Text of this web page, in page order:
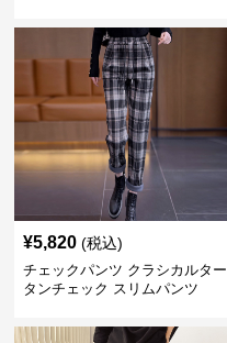
¥5,820 (税込)
チェックパンツ クラシカルター
タンチェック スリムパンツ